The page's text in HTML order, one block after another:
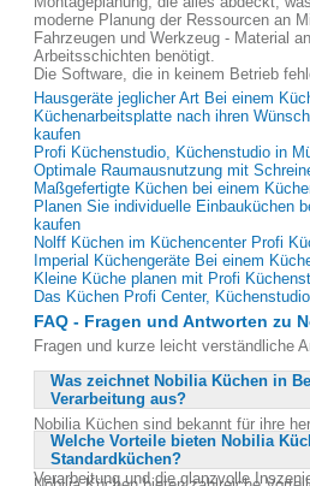
moderne Planung der Ressourcen an
Fahrzeugen und Werkzeug - Material
Arbeitsschichten benötigt.
Die Software, die in keinem Betrieb
Hausgeräte jeglicher Art Bei einem
Küchenarbeitsplatte nach ihren
kaufen
Profi Küchenstudio, Küchenstudio in
Optimale Raumausnutzung mit
Maßgefertigte Küchen bei einem
Planen Sie individuelle Einbauküchen
kaufen
Nolff Küchen im Küchencenter Profi
Imperial Küchengeräte Bei einem
Kleine Küche planen mit Profi
Das Küchen Profi Center,
FAQ - Fragen und Antworten zu
Fragen und kurze leicht verständliche
Was zeichnet Nobilia Küchen in
Verarbeitung aus?
Nobilia Küchen sind bekannt für ihre
Verarbeitung. Sie werden in
hohen Qualitätsansprüche von
Verarbeitung und die glanzvolle
Welche Vorteile bieten Nobilia
Standardküchen?